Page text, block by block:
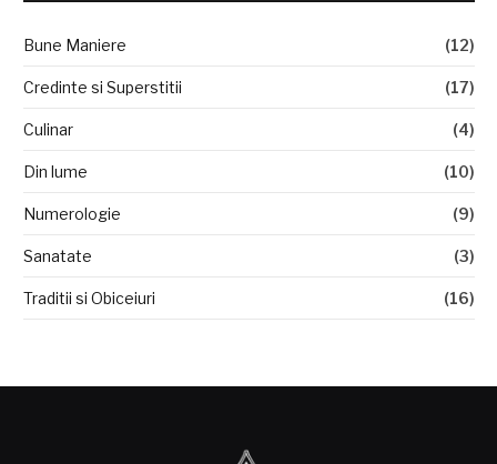
Bune Maniere (12)
Credinte si Superstitii (17)
Culinar (4)
Din lume (10)
Numerologie (9)
Sanatate (3)
Traditii si Obiceiuri (16)